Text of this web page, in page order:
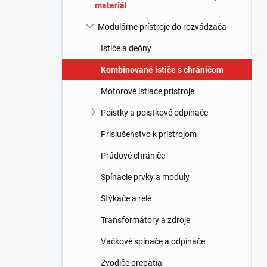
materiál
Modulárne prístroje do rozvádzača
Ističe a deóny
Kombinované ističe s chráničom
Motorové istiace prístroje
Poistky a poistkové odpínače
Príslušenstvo k prístrojom
Prúdové chrániče
Spínacie prvky a moduly
Stýkače a relé
Transformátory a zdroje
Vačkové spínače a odpínače
Zvodiče prepätia